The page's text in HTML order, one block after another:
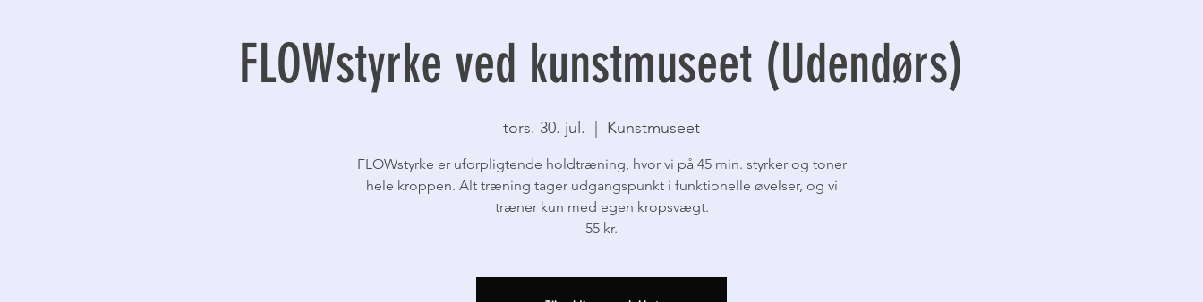
FLOWstyrke ved kunstmuseet (Udendørs)
tors. 30. jul. Kunstmuseet
FLOWstyrke er uforpligtende holdtræning, hvor vi på 45 min. styrker og toner
hele kroppen. Alt træning tager udgangspunkt i funktionelle øvelser, og vi
træner kun med egen kropsvægt.
55 kr.